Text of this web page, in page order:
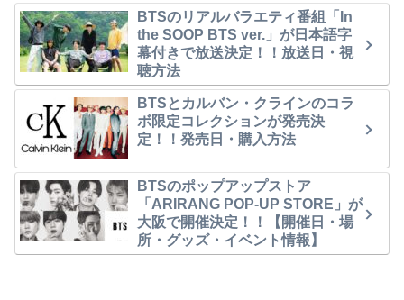
BTSのリアルバラエティ番組「In
the SOOP BTS ver.」が日本語字
幕付きで放送決定！！放送日・視
聴方法
BTSとカルバン・クラインのコラ
ボ限定コレクションが発売決
定！！発売日・購入方法
BTSのポップアップストア
「ARIRANG POP-UP STORE」が
大阪で開催決定！！【開催日・場
所・グッズ・イベント情報】